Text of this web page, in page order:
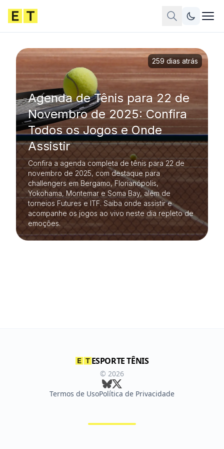
Agenda de Tênis para 22 de
Novembro de 2025: Confira
Todos os Jogos e Onde
Assistir
Confira a agenda completa de tênis para 22 de
novembro de 2025, com destaque para
challengers em Bergamo, Florianópolis,
Yokohama, Montemar e Soma Bay, além de
torneios Futures e ITF. Saiba onde assistir e
acompanhe os jogos ao vivo neste dia repleto de
emoções.
259 dias atrás
ESPORTE TÊNIS
© 2026
Termos de UsoPolítica de Privacidade